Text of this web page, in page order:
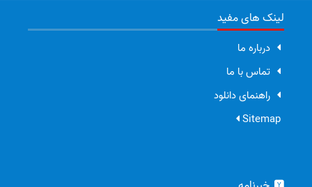
لینک های مفید
درباره ما
تماس با ما
راهنمای دانلود
Sitemap